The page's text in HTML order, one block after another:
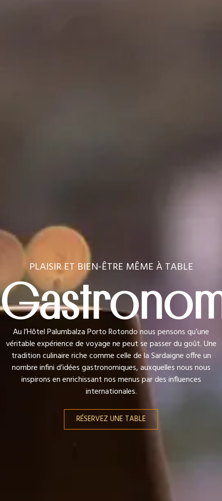
PLAISIR ET BIEN-ÊTRE MÊME À TABLE
Au l’Hôtel Palumbalza Porto Rotondo nous pensons qu’une
véritable expérience de voyage ne peut se passer du goût. Une
tradition culinaire riche comme celle de la Sardaigne offre un
nombre infini d’idées gastronomiques, auxquelles nous nous
inspirons en enrichissant nos menus par des influences
internationales.
RÉSERVEZ UNE TABLE